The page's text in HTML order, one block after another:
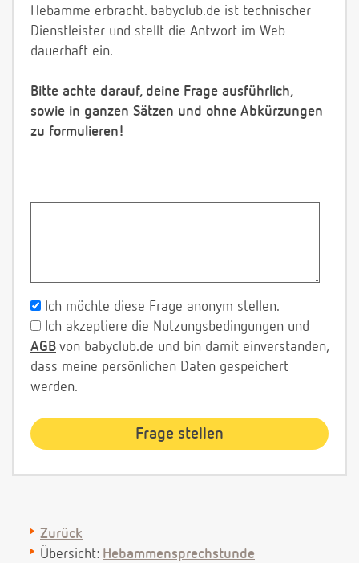
Hebamme erbracht. babyclub.de ist technischer
Dienstleister und stellt die Antwort im Web
dauerhaft ein.
Bitte achte darauf, deine Frage ausführlich,
sowie in ganzen Sätzen und ohne Abkürzungen
zu formulieren!
Ich möchte diese Frage anonym stellen.
Ich akzeptiere die Nutzungsbedingungen und
AGB von babyclub.de und bin damit einverstanden,
dass meine persönlichen Daten gespeichert
werden.
Zurück
Übersicht: Hebammensprechstunde